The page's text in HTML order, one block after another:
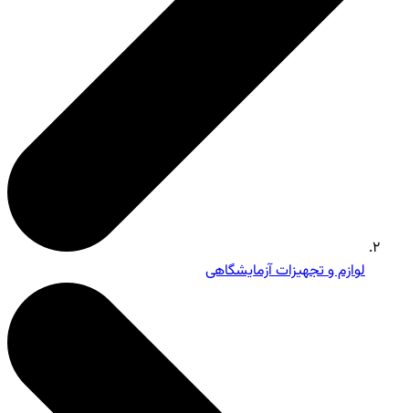
لوازم و تجهیزات آزمایشگاهی